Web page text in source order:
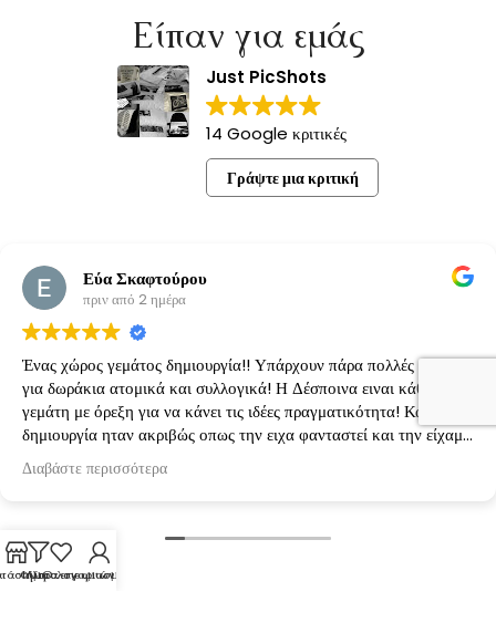
Είπαν για εμάς
Just PicShots
14 Google κριτικές
Γράψτε μια κριτική
Εύα Σκαφτούρου
πριν από 2 ημέρα
Ένας χώρος γεμάτος δημιουργία!! Υπάρχουν πάρα πολλές ιδέες
για δωράκια ατομικά και συλλογικά! Η Δέσποινα ειναι κάθε φορά
γεμάτη με όρεξη για να κάνει τις ιδέες πραγματικότητα! Κάθε
δημιουργία ηταν ακριβώς οπως την ειχα φανταστεί και την είχαμε
κανονίσει!
Διαβάστε περισσότερα
Φίλτρα
Λίστα επιθυμιών
Ο λογαριασμός μου